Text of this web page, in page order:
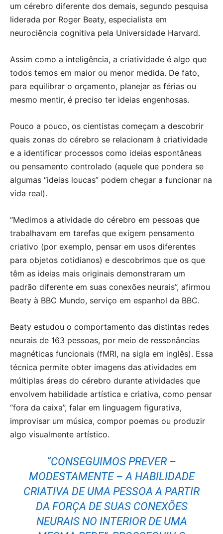
um cérebro diferente dos demais, segundo pesquisa
liderada por Roger Beaty, especialista em
neurociência cognitiva pela Universidade Harvard.
Assim como a inteligência, a criatividade é algo que
todos temos em maior ou menor medida. De fato,
para equilibrar o orçamento, planejar as férias ou
mesmo mentir, é preciso ter ideias engenhosas.
Pouco a pouco, os cientistas começam a descobrir
quais zonas do cérebro se relacionam à criatividade
e a identificar processos como ideias espontâneas
ou pensamento controlado (aquele que pondera se
algumas “ideias loucas” podem chegar a funcionar na
vida real).
“Medimos a atividade do cérebro em pessoas que
trabalhavam em tarefas que exigem pensamento
criativo (por exemplo, pensar em usos diferentes
para objetos cotidianos) e descobrimos que os que
têm as ideias mais originais demonstraram um
padrão diferente em suas conexões neurais”, afirmou
Beaty à BBC Mundo, serviço em espanhol da BBC.
Beaty estudou o comportamento das distintas redes
neurais de 163 pessoas, por meio de ressonâncias
magnéticas funcionais (fMRI, na sigla em inglês). Essa
técnica permite obter imagens das atividades em
múltiplas áreas do cérebro durante atividades que
envolvem habilidade artística e criativa, como pensar
“fora da caixa”, falar em linguagem figurativa,
improvisar um música, compor poemas ou produzir
algo visualmente artístico.
“CONSEGUIMOS PREVER –
MODESTAMENTE – A HABILIDADE
CRIATIVA DE UMA PESSOA A PARTIR
DA FORÇA DE SUAS CONEXÕES
NEURAIS NO INTERIOR DE UMA